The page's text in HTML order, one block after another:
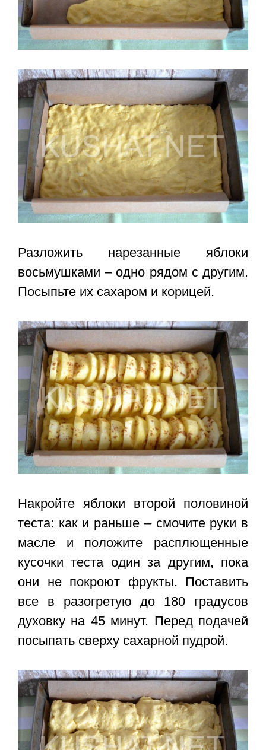
Разложить нарезанные яблоки
восьмушками – одно рядом с другим.
Посыпьте их сахаром и корицей.
Накройте яблоки второй половиной
теста: как и раньше – смочите руки в
масле и положите расплющенные
кусочки теста один за другим, пока
они не покроют фрукты. Поставить
все в разогретую до 180 градусов
духовку на 45 минут. Перед подачей
посыпать сверху сахарной пудрой.